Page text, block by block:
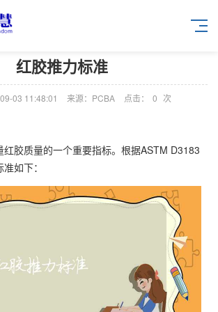
红胶推力标准
03 11:48:01 来源：PCBA 点击： 0 次
胶质量的一个重要指标。根据ASTM D3183
如下：